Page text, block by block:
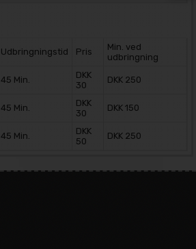
Udbringningstid Pris
Min. ved
udbringning
45 Min.
DKK
30
DKK 250
45 Min.
DKK
30
DKK 150
45 Min.
DKK
50
DKK 250